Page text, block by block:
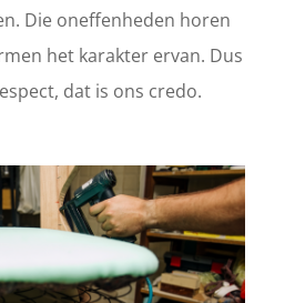
Die oneffenheden horen
het karakter ervan. Dus
dat is ons credo.